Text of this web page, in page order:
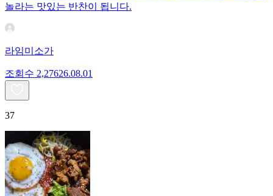
놀라는 맛있는 반찬이 됩니다.
라임미소가
조회수 2,27626.08.01
37